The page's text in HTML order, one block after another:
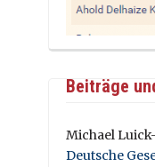
Beiträge
Michael
Deutsche